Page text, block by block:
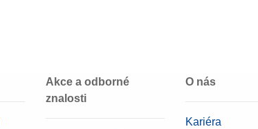
Akce a odborné
znalosti
O nás
Kariéra